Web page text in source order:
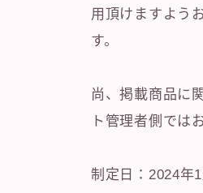
用頂けますよう
す。
尚、掲載商品に
ト管理者側では
制定日：2024年